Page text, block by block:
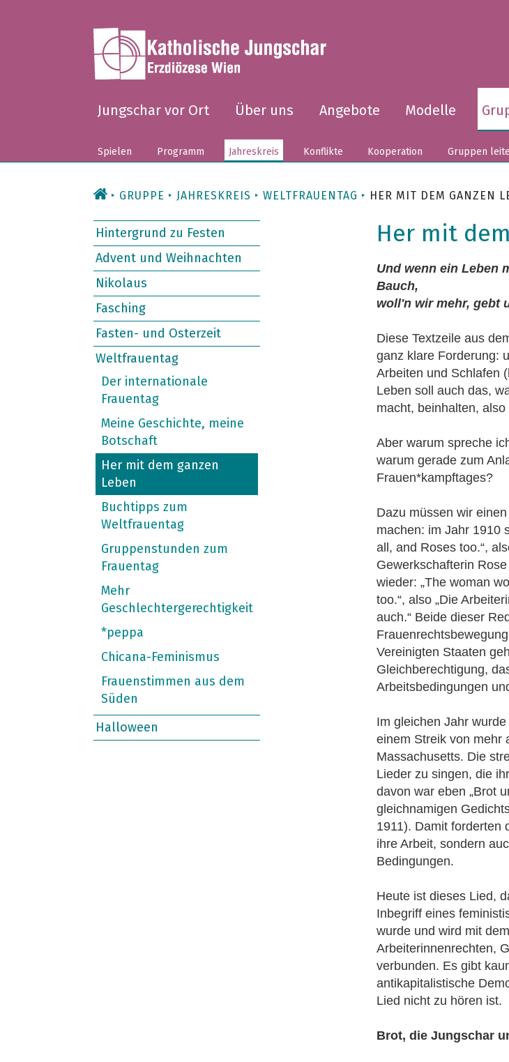
Jungschar vor Ort Über uns Angebote Modelle
Spielen Programm Jahreskreis Konflikte Kooperation Gruppen
GRUPPE JAHRESKREIS WELTFRAUENTAG HER MIT DEM GANZEN
Hintergrund zu Festen
Advent und Weihnachten
Nikolaus
Fasching
Fasten- und Osterzeit
Weltfrauentag
Der internationale
Frauentag
Meine Geschichte, meine
Botschaft
Her mit dem ganzen
Leben
Buchtipps zum
Weltfrauentag
Gruppenstunden zum
Frauentag
Mehr
Geschlechtergerechtigkeit
*peppa
Chicana-Feminismus
Frauenstimmen aus dem
Süden
Halloween
Her mit
Und wenn ein Leben
Bauch,
woll'n wir mehr, gebt
Diese Textzeile aus
ganz klare Forderung:
Arbeiten und Schlafen
Leben soll auch das,
macht, beinhalten, also
Aber warum spreche
warum gerade zum
Frauen*kampftages?
Dazu müssen wir
machen: im Jahr 1910
all, and Roses too.“,
Gewerkschafterin
wieder: „The woman
too.“, also „Die
auch.“ Beide dieser
Vereinigten Staaten
Gleichberechtigung,
Arbeitsbedingungen
Im gleichen Jahr
einem Streik von mehr
Massachusetts. Die
Lieder zu singen, die
davon war eben „Brot
gleichnamigen
1911). Damit forderten
ihre Arbeit, sondern
Bedingungen.
Heute ist dieses Lied,
Inbegriff eines
wurde und wird mit
Arbeiterinnenrechten,
verbunden. Es gibt
antikapitalistische
Lied nicht zu hören ist.
Brot, die Jungschar